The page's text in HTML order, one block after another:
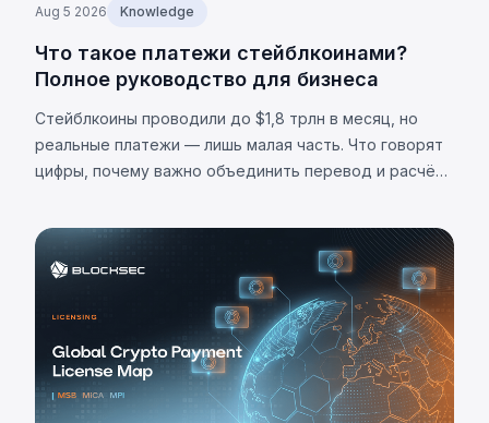
Aug 5 2026 Knowledge
Что такое платежи стейблкоинами?
Полное руководство для бизнеса
Стейблкоины проводили до $1,8 трлн в месяц, но
реальные платежи — лишь малая часть. Что говорят
цифры, почему важно объединить перевод и расчёт,